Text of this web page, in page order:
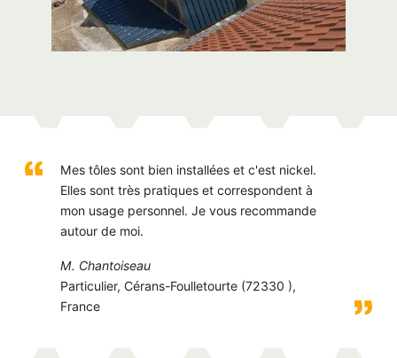
Mes tôles sont bien installées et c'est nickel.
Elles sont très pratiques et correspondent à
mon usage personnel. Je vous recommande
autour de moi.
M. Chantoiseau
Particulier, Cérans-Foulletourte (72330 ),
France